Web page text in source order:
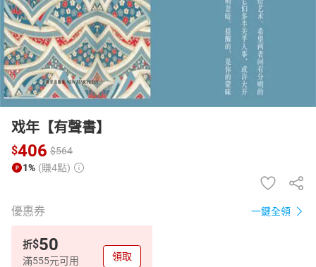
HOT
戏年【有聲書】
$406 $564
1% (賺4點)
優惠券 一鍵全領
折$50
滿555元可用 領取